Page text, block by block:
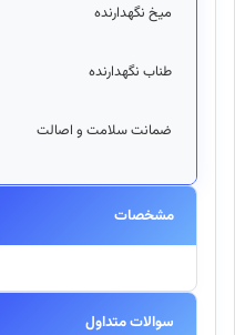
میخ نگهدارنده
طناب نگهدارنده
ضمانت سلامت و اصالت
مشخصات
سوالات متداول